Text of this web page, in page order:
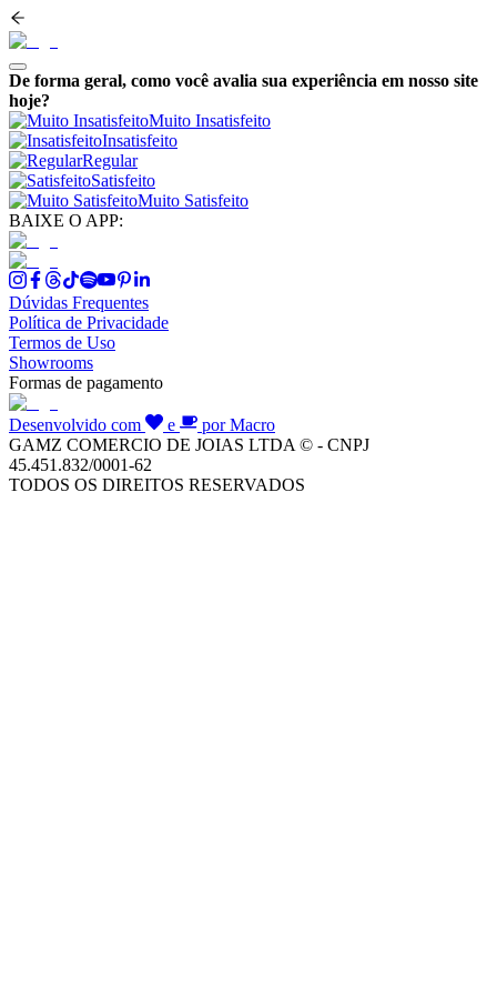
De forma geral, como você avalia sua experiência em nosso site
hoje?
Muito Insatisfeito
Insatisfeito
Regular
Satisfeito
Muito Satisfeito
BAIXE O APP:
Dúvidas Frequentes
Política de Privacidade
Termos de Uso
Showrooms
Formas de pagamento
Desenvolvido com e
por Macro
GAMZ COMERCIO DE JOIAS LTDA © - CNPJ
45.451.832/0001-62
TODOS OS DIREITOS RESERVADOS